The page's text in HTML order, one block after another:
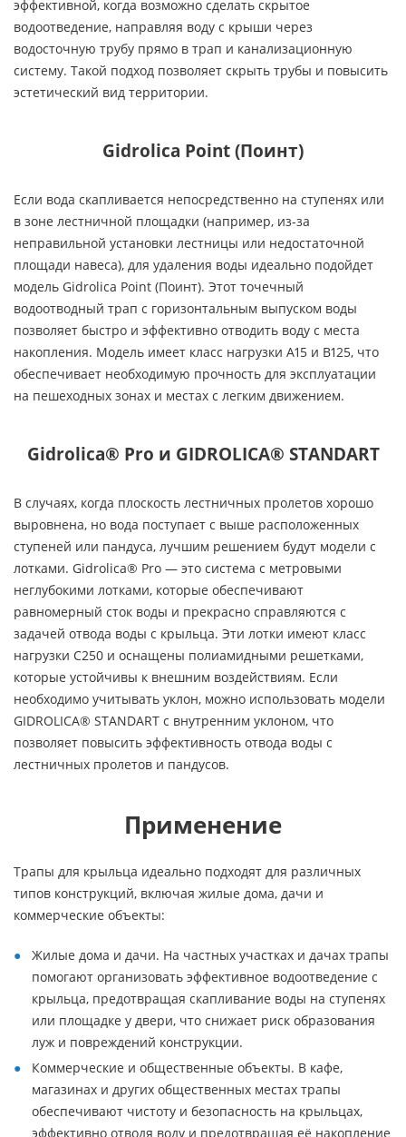
эффективной, когда возможно сделать скрытое
водоотведение, направляя воду с крыши через
водосточную трубу прямо в трап и канализационную
систему. Такой подход позволяет скрыть трубы и повысить
эстетический вид территории.
Gidrolica Point (Поинт)
Если вода скапливается непосредственно на ступенях или
в зоне лестничной площадки (например, из-за
неправильной установки лестницы или недостаточной
площади навеса), для удаления воды идеально подойдет
модель Gidrolica Point (Поинт). Этот точечный
водоотводный трап с горизонтальным выпуском воды
позволяет быстро и эффективно отводить воду с места
накопления. Модель имеет класс нагрузки A15 и B125, что
обеспечивает необходимую прочность для эксплуатации
на пешеходных зонах и местах с легким движением.
Gidrolica® Pro и GIDROLICA® STANDART
В случаях, когда плоскость лестничных пролетов хорошо
выровнена, но вода поступает с выше расположенных
ступеней или пандуса, лучшим решением будут модели с
лотками. Gidrolica® Pro — это система с метровыми
неглубокими лотками, которые обеспечивают
равномерный сток воды и прекрасно справляются с
задачей отвода воды с крыльца. Эти лотки имеют класс
нагрузки C250 и оснащены полиамидными решетками,
которые устойчивы к внешним воздействиям. Если
необходимо учитывать уклон, можно использовать модели
GIDROLICA® STANDART с внутренним уклоном, что
позволяет повысить эффективность отвода воды с
лестничных пролетов и пандусов.
Применение
Трапы для крыльца идеально подходят для различных
типов конструкций, включая жилые дома, дачи и
коммерческие объекты:
Жилые дома и дачи. На частных участках и дачах трапы
помогают организовать эффективное водоотведение с
крыльца, предотвращая скапливание воды на ступенях
или площадке у двери, что снижает риск образования
луж и повреждений конструкции.
Коммерческие и общественные объекты. В кафе,
магазинах и других общественных местах трапы
обеспечивают чистоту и безопасность на крыльцах,
эффективно отводя воду и предотвращая её накопление